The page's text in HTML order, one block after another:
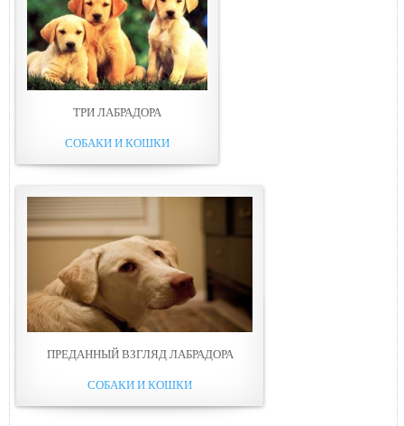
ТРИ ЛАБРАДОРА
СОБАКИ И КОШКИ
ПРЕДАННЫЙ ВЗГЛЯД ЛАБРАДОРА
СОБАКИ И КОШКИ